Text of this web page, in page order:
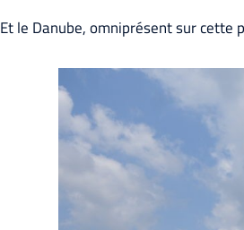
Et le Danube, omniprésent sur